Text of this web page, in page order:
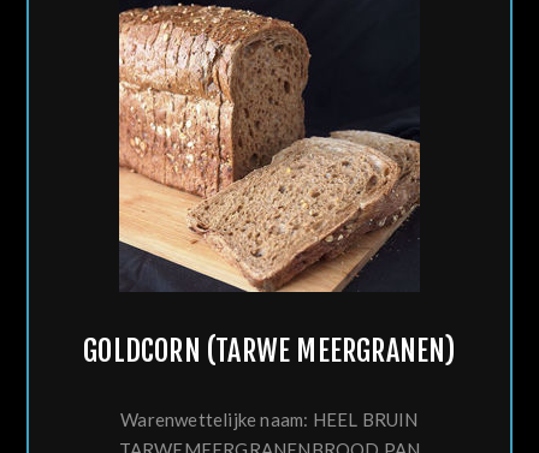
GOLDCORN (TARWE MEERGRANEN)
Warenwettelijke naam: HEEL BRUIN